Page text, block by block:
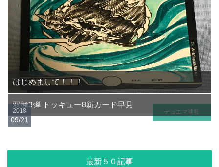
はじめまして！！！
デュエマ速報
双極3弾 トッキュー8新カード早見
2018
09/21
最新５０記事